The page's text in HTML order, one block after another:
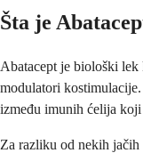
Šta je
Abatacept je biološki
modulatori
između imunih ćelija
Za razliku od nekih jačih